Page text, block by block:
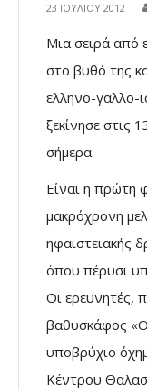
23 ΙΟΥΛΊΟΥ 2012
Μια σειρά από
στο βυθό της
ελληνο-γαλλο-
ξεκίνησε στις
σήμερα.
Είναι η πρώτη
μακρόχρονη
ηφαιστειακής
όπου πέρυσι
Οι ερευνητές,
βαθυσκάφος
υποβρύχιο
Κέντρου